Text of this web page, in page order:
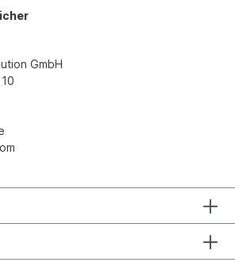
GmbH